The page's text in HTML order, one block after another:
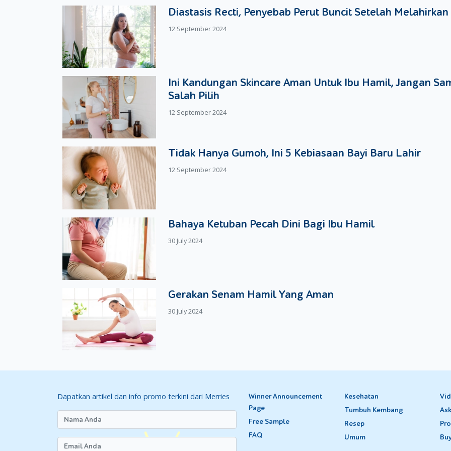
kesimpulannya, Moms tak perlu khawatir jika anak atau bayi anda memiliki detak jantung yang lebih cepat dari anda
masih dalam batasan yang normal.
Diastasis Recti, Penyebab Perut Buncit Setelah Melahirkan
12 September 2024
Ini Kandungan Skincare Aman Untuk Ibu Hamil, Jangan
Salah Pilih
12 September 2024
Tidak Hanya Gumoh, Ini 5 Kebiasaan Bayi Baru Lahir
12 September 2024
Bahaya Ketuban Pecah Dini Bagi Ibu Hamil
30 July 2024
Gerakan Senam Hamil Yang Aman
30 July 2024
Dapatkan artikel dan info promo terkini dari Merries
Winner Announcement
Page
Free Sample
FAQ
Kesehatan
Tumbuh Kembang
Resep
Umum